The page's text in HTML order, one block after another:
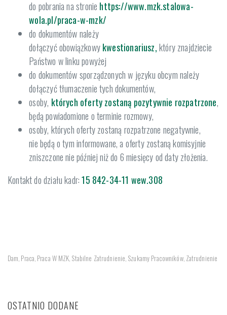
do pobrania na stronie https://www.mzk.stalowa-
wola.pl/praca-w-mzk/
do dokumentów należy
dołączyć obowiązkowykwestionariusz,który znajdziecie
Państwo w linku powyżej
do dokumentów sporządzonych w języku obcym należy
dołączyć tłumaczenie tych dokumentów,
osoby, których oferty zostaną pozytywnie rozpatrzone,
będą powiadomione o terminie rozmowy,
osoby, których oferty zostaną rozpatrzone negatywnie,
nie będą o tym informowane, a oferty zostaną komisyjnie
zniszczone nie później niż do 6 miesięcy od daty złożenia.
Kontakt do działu kadr:15 842-34-11 wew.308
Dam Praca Praca W MZK Stabilne Zatrudnienie Szukamy Pracowników, Zatrudnienie
OSTATNIO DODANE